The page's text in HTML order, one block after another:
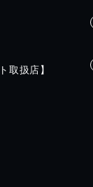
取扱店】